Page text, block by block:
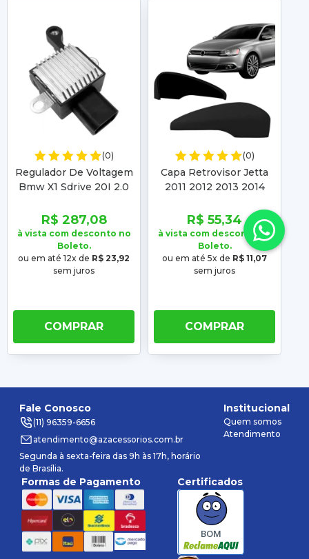
(0)
Regulador De Voltagem
Bmw X1 Sdrive 20I 2.0
2015 Ga146 14V
R$ 287,08
à vista com desconto no
Boleto.
ou em até 12x de R$ 23,92
sem juros
COMPRAR
(0)
Capa Retrovisor Jetta
2011 2012 2013 2014
2012 2013 2014 2015
R$ 55,34
à vista com desconto no
Boleto.
ou em até 5x de R$ 11,07
sem juros
COMPRAR
Fale Conosco
(11) 96359-6656
atendimento@azacessorios.com.br
Segunda à sexta-feira das 9h às 17h, horário
de Brasília.
Institucional
Quem somos
Atendimento
Formas de Pagamento Certificados
BOM